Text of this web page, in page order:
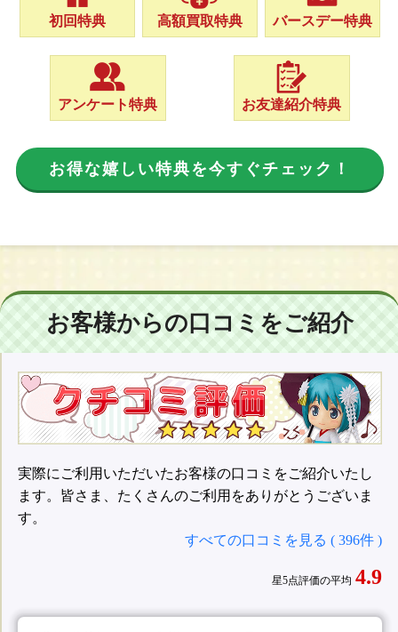
初回特典 高額買取特典 バースデー特典
アンケート特典 お友達紹介特典
お得な嬉しい特典を今すぐチェック！
お客様からの口コミをご紹介
実際にご利用いただいたお客様の口コミをご紹介いたし
ます。皆さま、たくさんのご利用をありがとうございま
す。
すべての口コミを見る ( 396件 )
星5点評価の平均 4.9